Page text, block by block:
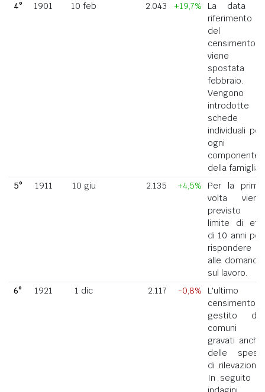
4°
1901 10 feb 2.043 +19,7%
La data di
riferimento
del
censimento
viene
spostata a
febbraio.
Vengono
introdotte
schede
individuali per
ogni
componente
della famiglia.
5°
1911 10 giu 2.135 +4,5%
Per la prima
volta viene
previsto il
limite di età
di 10 anni per
rispondere
alle domande
sul lavoro.
6°
1921 1 dic 2.117 -0,8%
L'ultimo
censimento
gestito dai
comuni
gravati anche
delle spese
di rilevazione.
In seguito le